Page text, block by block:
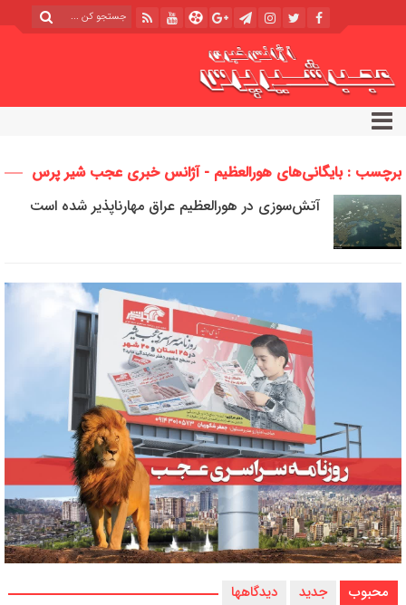
برچسب : بایگانی‌های هورالعظیم - آژانس خبری عجب شیر پرس
آتش‌سوزی در هورالعظیم عراق مهارناپذیر شده است
محبوب جدید دیدگاهها